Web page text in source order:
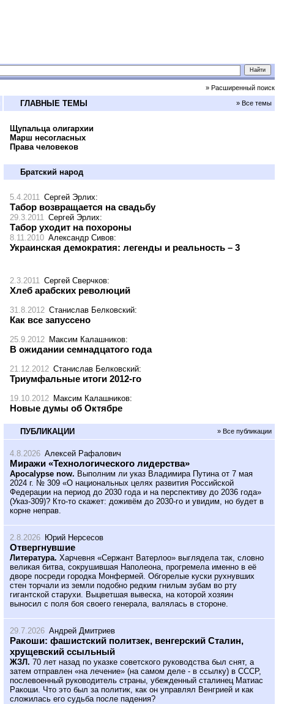
» Расширенный поиск
ГЛАВНЫЕ ТЕМЫ » Все темы
Щупальца олигархии
Марш несогласных
Права человеков
Братский народ
5.4.2011 Сергей Эрлих:
Табор возвращается на свадьбу
29.3.2011 Сергей Эрлих:
Табор уходит на похороны
8.11.2010 Александр Сивов:
Украинская демократия: легенды и реальность – 3
2.3.2011 Сергей Сверчков:
Хлеб арабских революций
31.8.2012 Станислав Белковский:
Как все запуссено
25.9.2012 Максим Калашников:
В ожидании семнадцатого года
21.12.2012 Станислав Белковский:
Триумфальные итоги 2012-го
19.10.2012 Максим Калашников:
Новые думы об Октябре
ПУБЛИКАЦИИ » Все публикации
4.8.2026 Алексей Рафалович
Миражи «Технологического лидерства»
Apocalypse now. Выполним ли указ Владимира Путина от 7 мая
2024 г. № 309 «О национальных целях развития Российской
Федерации на период до 2030 года и на перспективу до 2036 года»
(Указ-309)? Кто-то скажет: доживём до 2030-го и увидим, но будет в
корне неправ.
2.8.2026 Юрий Нерсесов
Отвергнувшие
Литература. Харчевня «Сержант Ватерлоо» выглядела так, словно
великая битва, сокрушившая Наполеона, прогремела именно в её
дворе посреди городка Монфермей. Обгорелые куски рухнувших
стен торчали из земли подобно редким гнилым зубам во рту
гигантской старухи. Выцветшая вывеска, на которой хозяин
выносил с поля боя своего генерала, валялась в стороне.
29.7.2026 Андрей Дмитриев
Ракоши: фашистский политзек, венгерский Сталин,
хрущевский ссыльный
ЖЗЛ. 70 лет назад по указке советского руководства был снят, а
затем отправлен «на лечение» (на самом деле - в ссылку) в СССР,
послевоенный руководитель страны, убежденный сталинец Матиас
Ракоши. Что это был за политик, как он управлял Венгрией и как
сложилась его судьба после падения?